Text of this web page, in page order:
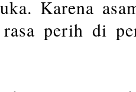
Karena
perih di